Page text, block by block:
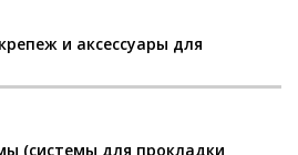
и аксессуары для
(системы для прокладки